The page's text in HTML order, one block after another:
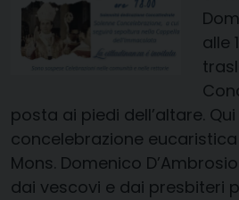
alle
posta ai piedi dell’altare.
concelebrazione eucaristica
Mons. Domenico
dai vescovi e dai presbiteri